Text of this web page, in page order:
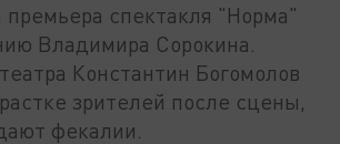
спектакля "Норма"
Владимира Сорокина.
Константин Богомолов
зрителей после сцены,
фекалии.